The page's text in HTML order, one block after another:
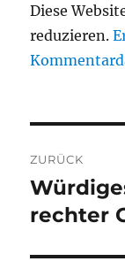
Diese
reduzieren.
ZURÜCK
Vorheriger
Beitrag:
rechter